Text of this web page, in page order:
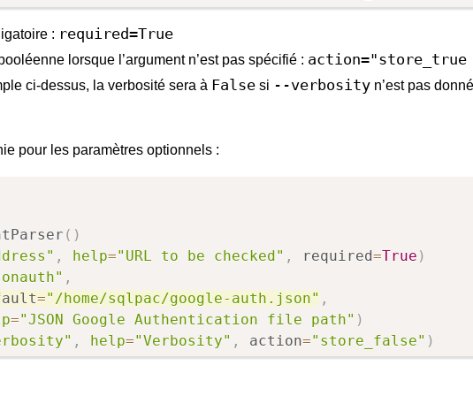
: required=True
lorsque l’argument n’est pas spécifié :
ci-dessus, la verbosité sera à False si --verbosity n’est pas
pour les paramètres optionnels :
( )
, help="URL to be checked" , required=True )
,
="/home/sqlpac/google-auth.json" ,
="JSON Google Authentication file path" )
, help="Verbosity" , action="store_false" )